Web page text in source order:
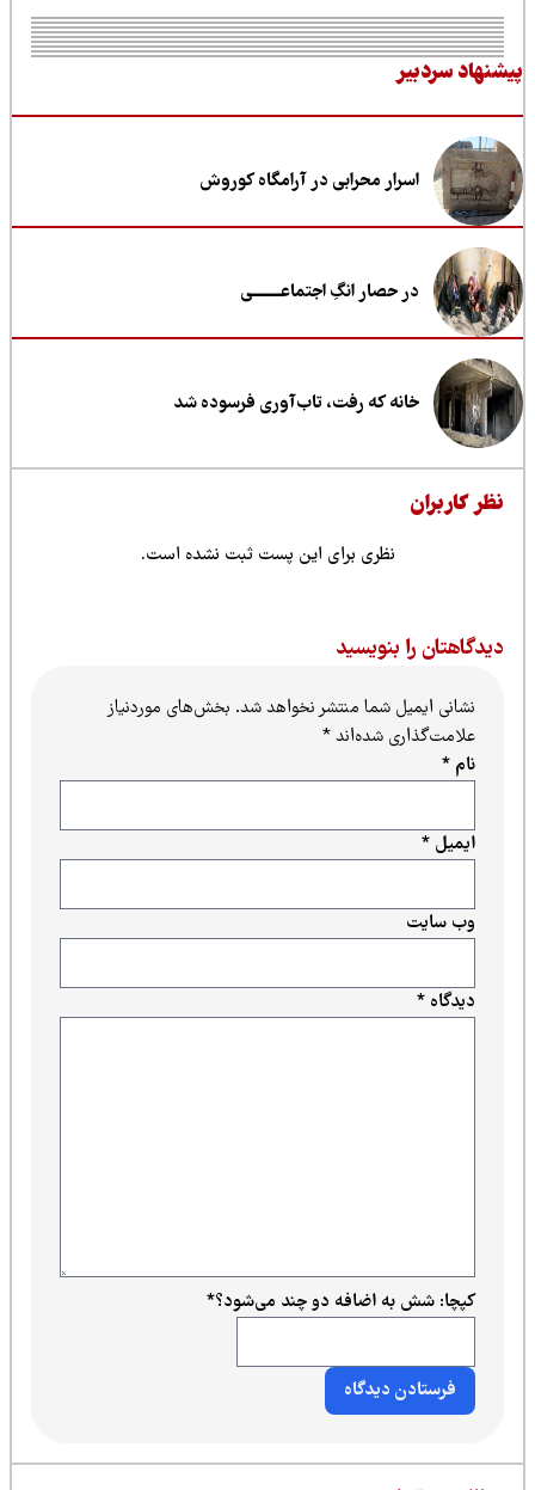
سردبیر
اسرار محرابی در آرامگاه کوروش
در حصار انگِ اجتماعــــــــی
خانه که رفت، تاب‌آوری فرسوده شد
کاربران
نظری برای این پست ثبت نشده است.
را بنویسید
نشانی ایمیل شما منتشر نخواهد شد.بخش‌های موردنیاز
علامت‌گذاری شده‌اند*
دیدگاه*
ایمیل*
وب‌ سایت
کپچا: شش به اضافه دو چند می‌شود؟*